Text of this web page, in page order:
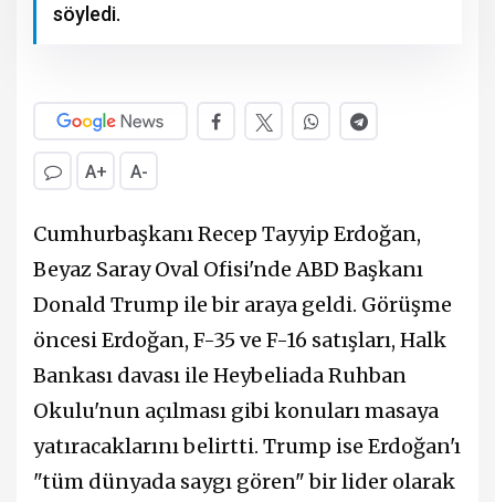
söyledi.
A+ A-
Cumhurbaşkanı Recep Tayyip Erdoğan,
Beyaz Saray Oval Ofisi'nde ABD Başkanı
Donald Trump ile bir araya geldi. Görüşme
öncesi Erdoğan, F-35 ve F-16 satışları, Halk
Bankası davası ile Heybeliada Ruhban
Okulu'nun açılması gibi konuları masaya
yatıracaklarını belirtti. Trump ise Erdoğan'ı
"tüm dünyada saygı gören" bir lider olarak